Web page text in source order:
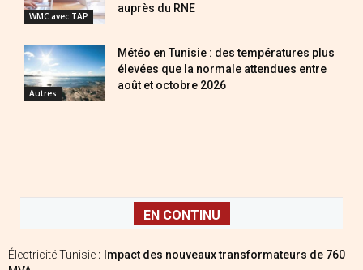
WMC avec TAP
auprès du RNE
Autres
Météo en Tunisie : des températures plus
élevées que la normale attendues entre
août et octobre 2026
EN CONTINU
Électricité Tunisie : Impact des nouveaux transformateurs de 760